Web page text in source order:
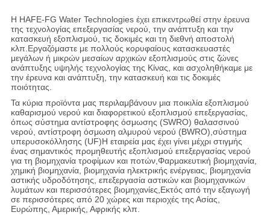
Η HAFE-FG Water Technologies έχει επικεντρωθεί στην έρευνα
της τεχνολογίας επεξεργασίας νερού, την ανάπτυξη και την
κατασκευή εξοπλισμού, τις δοκιμές και τη διεθνή αποστολή
κλπ.Εργαζόμαστε με πολλούς κορυφαίους κατασκευαστές
μεγάλων ή μικρών μεσαίων αρχικών εξοπλισμούς στις ζώνες
ανάπτυξης υψηλής τεχνολογίας της Κίνας, και ασχοληθήκαμε με
την έρευνα και ανάπτυξη, την κατασκευή και τις δοκιμές
ποιότητας.
Τα κύρια προϊόντα μας περιλαμβάνουν μια ποικιλία εξοπλισμού
καθαρισμού νερού και διαφορετικού εξοπλισμού επεξεργασίας,
όπως σύστημα αντίστροφης όσμωσης (SWRO) θαλασσινού
νερού, αντίστροφη όσμωση αλμυρού νερού (BWRO),σύστημα
υπερυσοκόλλησης (UF)Η εταιρεία μας έχει γίνει μέχρι στιγμής
ένας σημαντικός προμηθευτής εξοπλισμού επεξεργασίας νερού
για τη βιομηχανία τροφίμων και ποτών,Φαρμακευτική βιομηχανία,
χημική βιομηχανία, βιομηχανία ηλεκτρικής ενέργειας, βιομηχανία
αστικής υδροδότησης, επεξεργασία αστικών και βιομηχανικών
λυμάτων και περισσότερες βιομηχανίες,Εκτός από την εξαγωγή
σε περισσότερες από 20 χώρες και περιοχές της Ασίας,
Ευρώπης, Αμερικής, Αφρικής κλπ.